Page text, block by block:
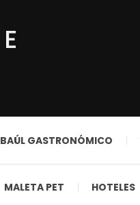
BAÚL GASTRONÓMICO
MALETA PET HOTELES